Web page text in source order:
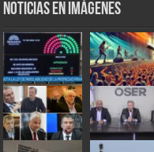
Noticias en Imágenes